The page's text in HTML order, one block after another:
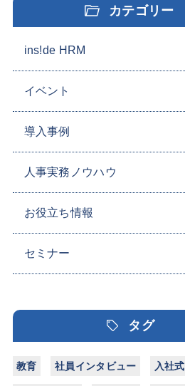
カテゴリー
ins!de HRM
イベント
導入事例
人事実務ノウハウ
お役立ち情報
セミナー
タグ
教育 社員インタビュー 入社式